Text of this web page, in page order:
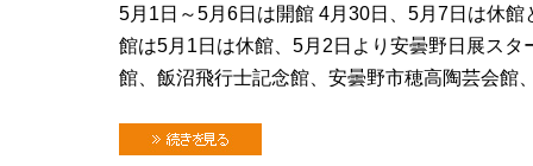
5月1日～5月6日は開館 4月30日、5月7日は休
館は5月1日は休館、5月2日より安曇野日展ス
館、飯沼飛行士記念館、安曇野市穂高陶芸会館